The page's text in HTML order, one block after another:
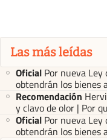
Las más leídas
Oficial Por nueva Ley
obtendrán los bienes
Recomendación
y clavo de olor | Por
Oficial Por nueva Ley
obtendrán los bienes